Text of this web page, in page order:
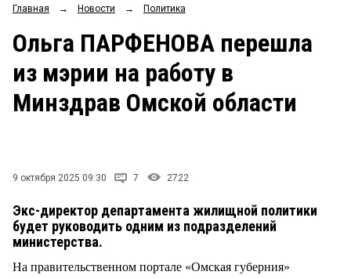
ОБЩЕСТВО
ЗАКОН
НОВОСТИ КОМПАНИЙ
Рейтинги
Блоги
Архив
Главная → Новости → Политика
Ольга ПАРФЕНОВА перешла
из мэрии на работу в
Минздрав Омской области
9 октября 2025 09:30 7 2722
Экс-директор департамента жилищной политики
будет руководить одним из подразделений
министерства.
На правительственном портале «Омская губерния»